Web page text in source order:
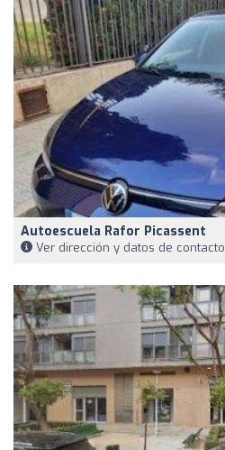
Autoescuela Rafor Picassent
Ver dirección y datos de contacto